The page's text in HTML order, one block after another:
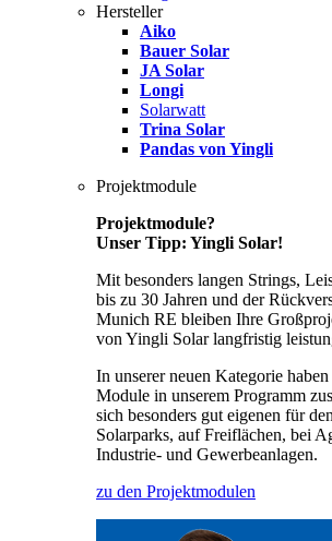
Hersteller
Aiko
Bauer Solar
JA Solar
Longi
Solarwatt
Trina Solar
Pandas von Yingli
Projektmodule
Projektmodule?
Unser Tipp: Yingli Solar!
Mit besonders langen Strings,
bis zu 30 Jahren und der
Munich RE bleiben Ihre
von Yingli Solar langfristig
In unserer neuen Kategorie
Module in unserem Programm
sich besonders gut eigenen für
Solarparks, auf Freiflächen, bei
Industrie- und Gewerbeanlagen.
zu den Projektmodulen